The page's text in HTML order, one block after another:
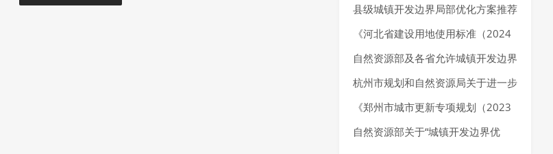
布局规划编制技术指南（试行）（2
025年7月）》
县级城镇开发边界局部优化方案推荐
《河北省建设用地使用标准（2024
年版）》发布，确定10大类、55个
行业建设项目用地指标。
自然资源部及各省允许城镇开发边界
局部优化的内容
杭州市规划和自然资源局关于进一步
加强规划资源要素保障推动经济高质
量发展的通知
《郑州市城市更新专项规划（2023
—2035 年）》发布，明确城市更新
自然资源部关于“城镇开发边界优